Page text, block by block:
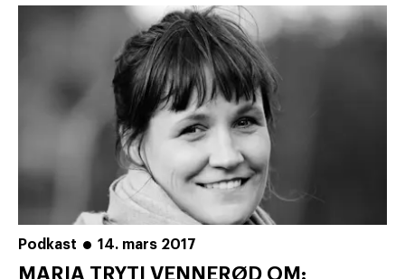
Podkast 14. mars 2017
MARIA TRYTI VENNERØD OM: